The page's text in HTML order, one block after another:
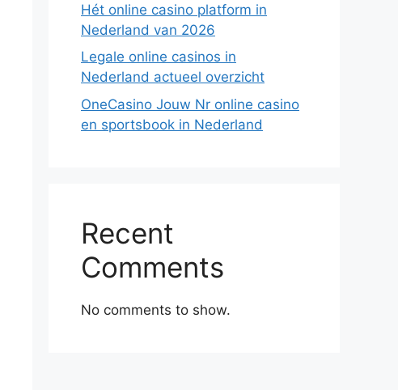
Hét online casino platform in
Nederland van 2026
Legale online casinos in
Nederland actueel overzicht
OneCasino Jouw Nr online casino
en sportsbook in Nederland
Recent
Comments
No comments to show.